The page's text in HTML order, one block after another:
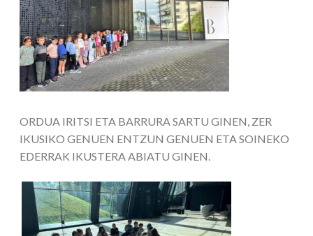
ORDUA IRITSI ETA BARRURA SARTU GINEN, ZER
IKUSIKO GENUEN ENTZUN GENUEN ETA SOINEKO
EDERRAK IKUSTERA ABIATU GINEN.